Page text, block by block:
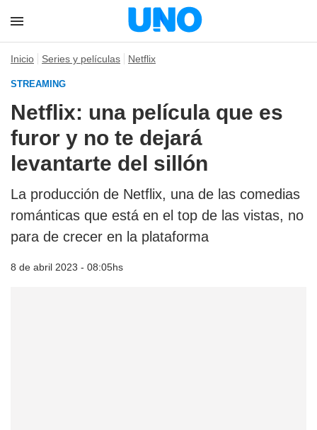
Inicio Series y películas Netflix
STREAMING
Netflix: una película que es
furor y no te dejará
levantarte del sillón
La producción de Netflix, una de las comedias
románticas que está en el top de las vistas, no
para de crecer en la plataforma
8 de abril 2023 - 08:05hs